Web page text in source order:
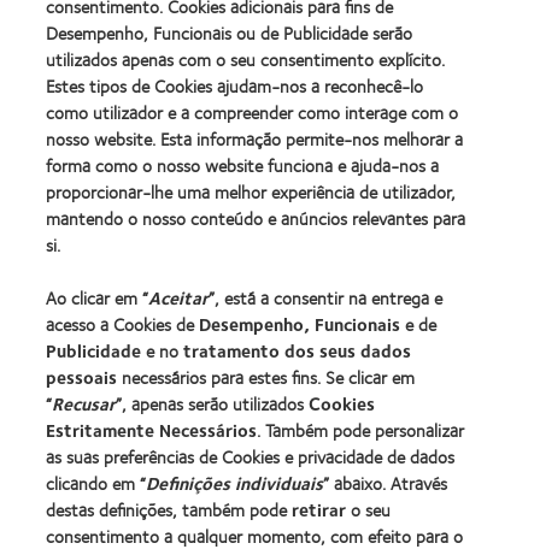
(2012)
100®
Global
Award
(2012)
Industria
da
BCLA
Os nossos produtos
Tecnologia de lentes de contacto
Encontre as suas lentes
Procurar um centro
Lentes de contacto e a visão
Novo utilizador
Utilizador experiente
Blog
Sobre a CooperVision
consentimento. Cookies adicionais para fins de
Desempenho, Funcionais ou de Publicidade serão
utilizados apenas com o seu consentimento explícito.
Estes tipos de Cookies ajudam-nos a reconhecê-lo
como utilizador e a compreender como interage com o
nosso website. Esta informação permite-nos melhorar a
forma como o nosso website funciona e ajuda-nos a
proporcionar-lhe uma melhor experiência de utilizador,
mantendo o nosso conteúdo e anúncios relevantes para
si.
Ao clicar em “Aceitar”, está a consentir na entrega e
acesso a Cookies deDesempenho, Funcionaise de
Publicidadee notratamento dos seus dados
pessoais necessários para estes fins. Se clicar em
“Recusar”, apenas serão utilizadosCookies
Estritamente Necessários. Também pode personalizar
as suas preferências de Cookies e privacidade de dados
clicando em “Definições individuais” abaixo. Através
destas definições, também poderetiraro seu
consentimento a qualquer momento, com efeito para o